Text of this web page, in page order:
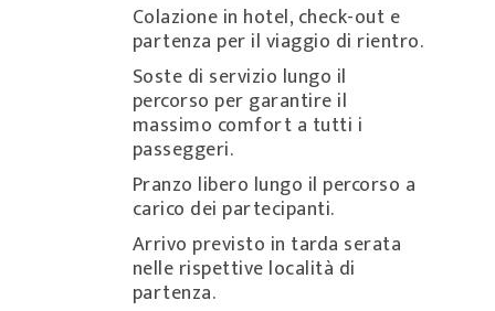
Colazione in hotel, check-out e
partenza per il viaggio di rientro.
Soste di servizio lungo il
percorso per garantire il
massimo comfort a tutti i
passeggeri.
Pranzo libero lungo il percorso a
carico dei partecipanti.
Arrivo previsto in tarda serata
nelle rispettive località di
partenza.